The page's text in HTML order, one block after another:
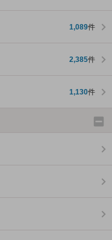
1,089件
2,385件
1,130件